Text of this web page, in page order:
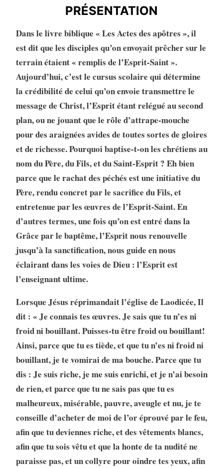
PRÉSENTATION
Dans le livre biblique « Les Actes des apôtres », il
est dit que les disciples qu’on envoyait prêcher sur le
terrain étaient « remplis de l’Esprit-Saint ».
Aujourd’hui, c’est le cursus scolaire qui détermine
la crédibilité de celui qu’on envoie transmettre le
message de Christ, l’Esprit étant relégué au second
plan, ou ne jouant que le rôle d’attrape-mouche
pour des araignées avides de toutes sortes de gloires
et de richesse. Pourquoi baptise-t-on les chrétiens au
nom du Père, du Fils, et du Saint-Esprit ? Eh bien
parce que le rachat des péchés est une initiative du
Père, rendu concret par le sacrifice du Fils, et
entretenue par les œuvres de l’Esprit-Saint. En
d’autres termes, une fois qu’on est entré dans la
Grâce par le baptême, l’Esprit nous renouvelle
jusqu’à la sanctification, nous guide en nous
éclairant dans les voies de Dieu : l’Esprit est
l’enseignant ultime.
Lorsque Jésus réprimandait l’église de Laodicée, Il
dit : « Je connais tes œuvres. Je sais que tu n’es ni
froid ni bouillant. Puisses-tu être froid ou bouillant!
Ainsi, parce que tu es tiède, et que tu n’es ni froid ni
bouillant, je te vomirai de ma bouche. Parce que tu
dis : Je suis riche, je me suis enrichi, et je n’ai besoin
de rien, et parce que tu ne sais pas que tu es
malheureux, misérable, pauvre, aveugle et nu, je te
conseille d’acheter de moi de l’or éprouvé par le feu,
afin que tu deviennes riche, et des vêtements blancs,
afin que tu sois vêtu et que la honte de ta nudité ne
paraisse pas, et un collyre pour oindre tes yeux, afin